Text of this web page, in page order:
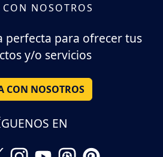
CON NOSOTROS
perfecta para ofrecer tus
y/o servicios
CON NOSOTROS
EN